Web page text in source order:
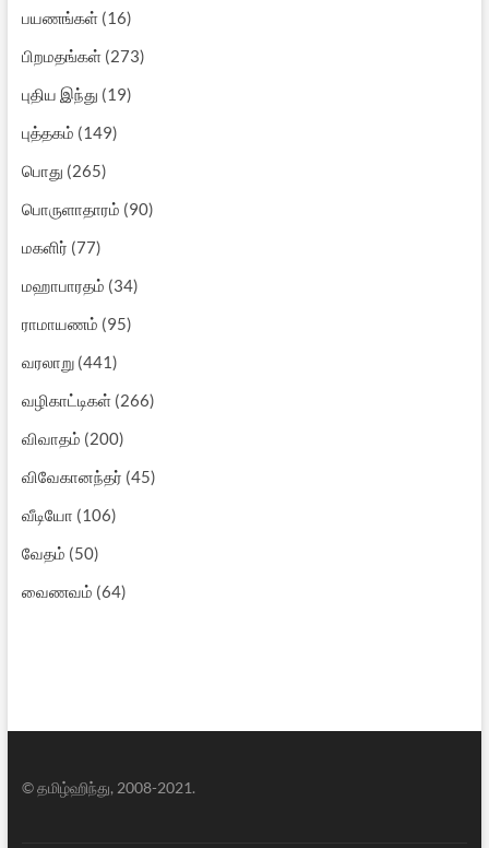
பயணங்கள்(16)
பிறமதங்கள்(273)
புதிய இந்து (19)
புத்தகம் (149)
பொது (265)
பொருளாதாரம் (90)
மகளிர் (77)
மஹாபாரதம் (34)
ராமாயணம் (95)
வரலாறு(441)
வழிகாட்டிகள்(266)
விவாதம் (200)
விவேகானந்தர் (45)
வீடியோ (106)
வேதம் (50)
வைணவம் (64)
© தமிழ்ஹிந்து, 2008-2021.